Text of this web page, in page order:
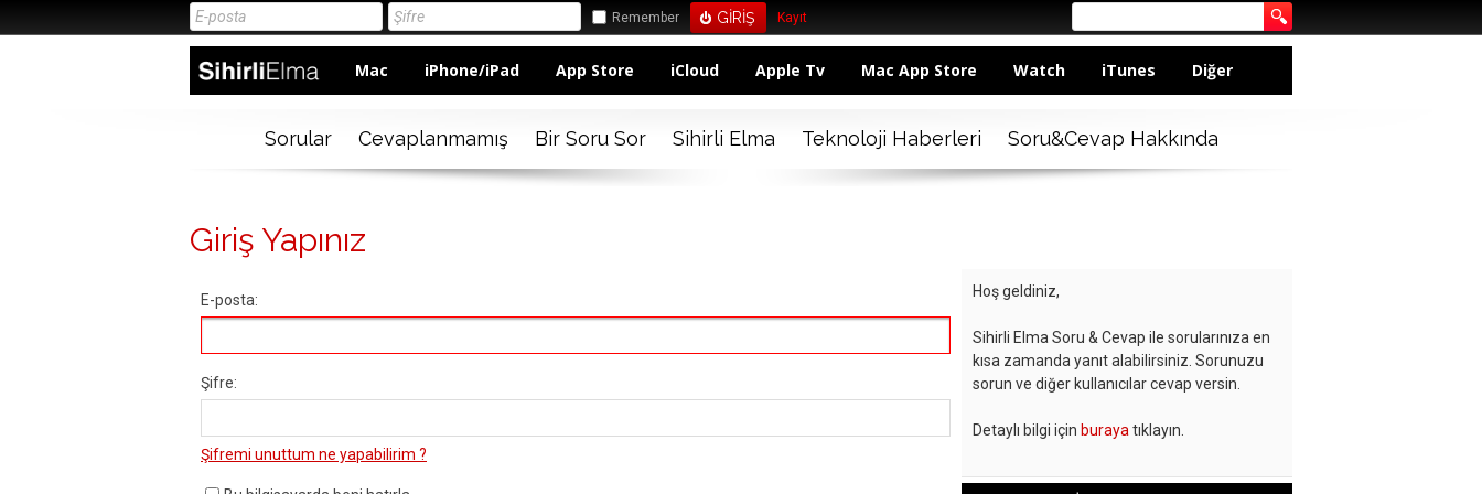
Remember Kayıt
Mac iPhone/iPad App Store iCloud Apple Tv Mac App Store Watch iTunes Diğer
Sorular Cevaplanmamış Bir Soru Sor Sihirli Elma Teknoloji Haberleri Soru&Cevap Hakkında
Giriş Yapınız
E-posta:
Şifre:
Şifremi unuttum ne yapabilirim ?
Hoş geldiniz,
Sihirli Elma Soru & Cevap ile sorularınıza en
kısa zamanda yanıt alabilirsiniz. Sorunuzu
sorun ve diğer kullanıcılar cevap versin.
Detaylı bilgi için buraya tıklayın.